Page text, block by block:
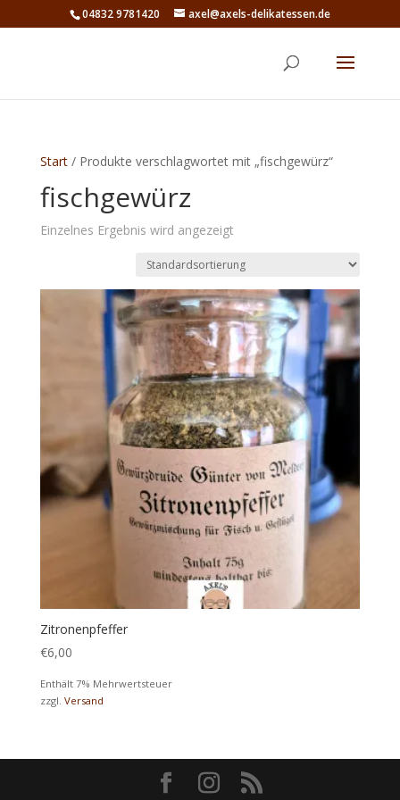
04832 9781420 axel@axels-delikatessen.de
Start/ Produkte verschlagwortet mit „fischgewürz“
fischgewürz
Einzelnes Ergebnis wird angezeigt
Zitronenpfeffer
€6,00
Enthält 7% Mehrwertsteuer
zzgl. Versand